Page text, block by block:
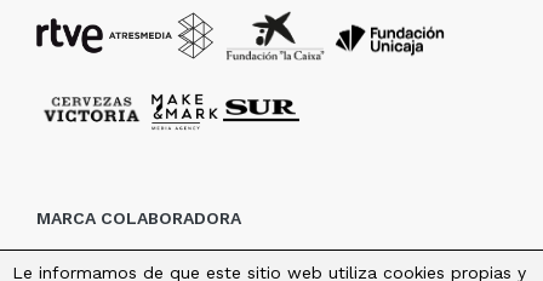
MARCA COLABORADORA
Le informamos de que este sitio web utiliza cookies propias y